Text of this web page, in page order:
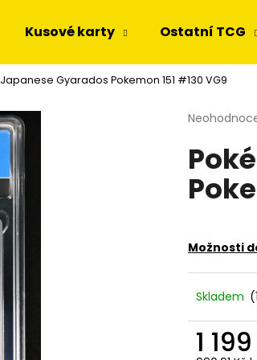
Kusové karty Ostatní TCG
Gyarados Pokemon 151 #130 VG9
Průměrné
produktu
je
0,0
Možnosti
Skladem
1
Co potřebujete najít?